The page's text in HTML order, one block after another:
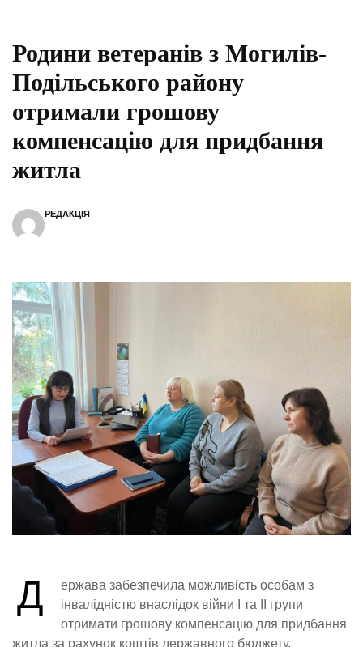
Родини ветеранів з Могилів-
Подільського району
отримали грошову
компенсацію для придбання
житла
РЕДАКЦІЯ
Д
ержава забезпечила можливість особам з
інвалідністю внаслідок війни І та ІІ групи
отримати грошову компенсацію для придбання
житла за рахунок коштів державного бюджету.